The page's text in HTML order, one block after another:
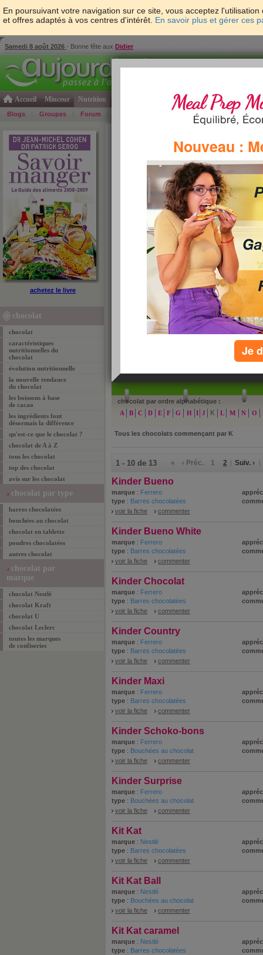
En poursuivant votre navigation sur ce site, vous acceptez
et offres adaptés à vos centres d'intérêt. En savoir plus et gérer ces
Samedi 8 août 2026 - Bonne fête aux Didier
Accueil Minceur Nutrition Psycho & tests Forme & santé
Blogs Groupes Forum Bons Plans
achetez le livre
chocolat
chocolat
caractéristiques
nutritionnelles du
chocolat
évolution nutritionnelle
la nouvelle tendance
du chocolat
les boissons à base
de cacao
les ingrédients font
désormais la différence
qu'est-ce que le chocolat ?
chocolat de A à Z
tous les chocolat
top des chocolat
avis sur les chocolat
chocolat par type
barres chocolatées
bouchées au chocolat
chocolat en tablette
poudres chocolatées
autres chocolat
chocolat par
marque
chocolat Nestlé
chocolat Kraft
chocolat U
chocolat Leclerc
toutes les marques
de confiseries
chocolat de A à Z
Retrouvez tout le chocolat classé par ordre
facilement. Cliquez sur une des lettres pour
chocolat par ordre alphabétique :
A
B C D E F G H I J K L M N O
Tous les chocolats commençant par K
1 - 10 de 13 « ‹ Préc. 1 2 Suiv. ›
Kinder Bueno
marque : Ferrero
type : Barres chocolatées
voir la fiche
commenter
Kinder Bueno White
marque : Ferrero
type : Barres chocolatées
voir la fiche
commenter
Kinder Chocolat
marque : Ferrero
type : Barres chocolatées
voir la fiche
commenter
Kinder Country
marque : Ferrero
type : Barres chocolatées
voir la fiche
commenter
Kinder Maxi
marque : Ferrero
type : Barres chocolatées
voir la fiche
commenter
Kinder Schoko-bons
marque : Ferrero
type : Bouchées au chocolat
voir la fiche
commenter
Kinder Surprise
marque : Ferrero
type : Bouchées au chocolat
voir la fiche
commenter
Kit Kat
marque : Nestlé
type : Barres chocolatées
voir la fiche
commenter
Kit Kat Ball
marque : Nestlé
type : Bouchées au chocolat
voir la fiche
commenter
Kit Kat caramel
marque : Nestlé
type : Barres chocolatées
Nouveau :
Je